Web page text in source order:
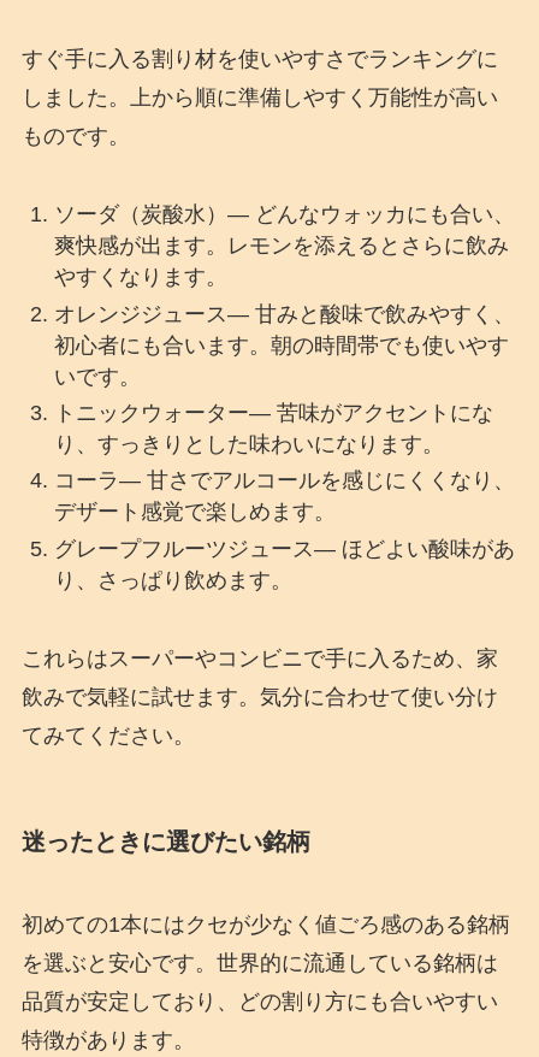
すぐ手に入る割り材を使いやすさでランキングに
しました。上から順に準備しやすく万能性が高い
ものです。
ソーダ（炭酸水）— どんなウォッカにも合い、
爽快感が出ます。レモンを添えるとさらに飲み
やすくなります。
オレンジジュース— 甘みと酸味で飲みやすく、
初心者にも合います。朝の時間帯でも使いやす
いです。
トニックウォーター— 苦味がアクセントにな
り、すっきりとした味わいになります。
コーラ— 甘さでアルコールを感じにくくなり、
デザート感覚で楽しめます。
グレープフルーツジュース— ほどよい酸味があ
り、さっぱり飲めます。
これらはスーパーやコンビニで手に入るため、家
飲みで気軽に試せます。気分に合わせて使い分け
てみてください。
迷ったときに選びたい銘柄
初めての1本にはクセが少なく値ごろ感のある銘柄
を選ぶと安心です。世界的に流通している銘柄は
品質が安定しており、どの割り方にも合いやすい
特徴があります。